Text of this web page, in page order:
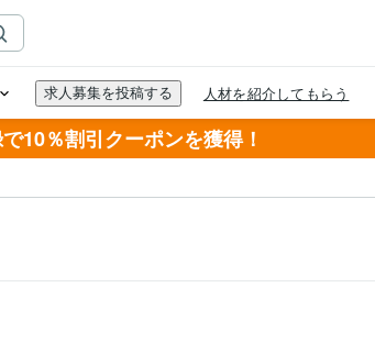
10％割引クーポンを獲得！